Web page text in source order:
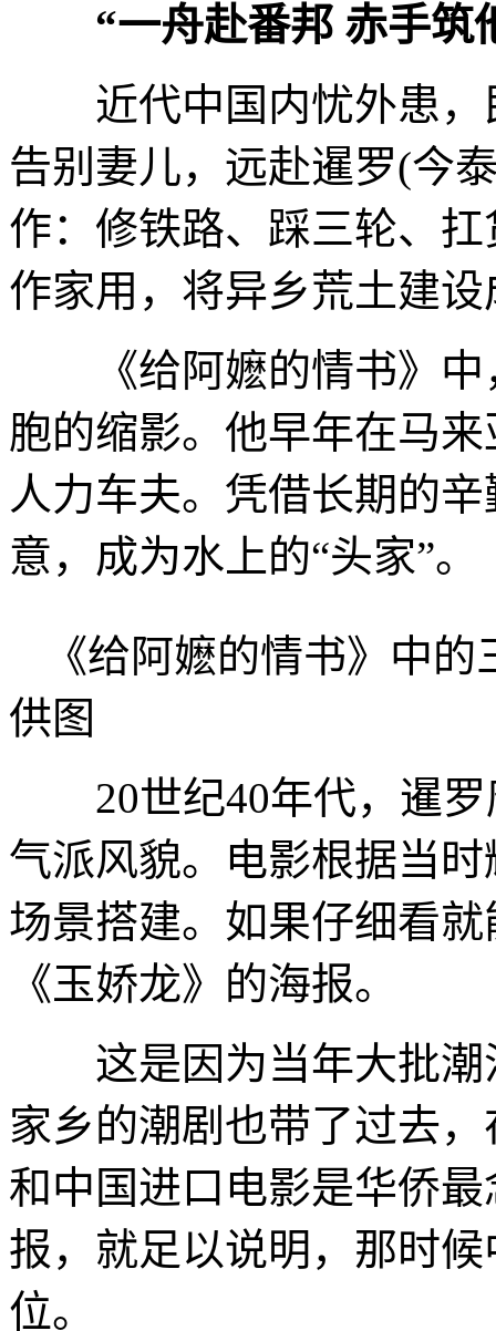
“一舟赴番邦 赤手筑
近代中国内忧外患，
告别妻儿，远赴暹罗(今
作：修铁路、踩三轮、
作家用，将异乡荒土建
《给阿嬷的情书》中
胞的缩影。他早年在马
人力车夫。凭借长期的
意，成为水上的“头家”。
《给阿嬷的情书》中
供图
20世纪40年代，暹罗
气派风貌。电影根据当
场景搭建。如果仔细看
《玉娇龙》的海报。
这是因为当年大批潮
家乡的潮剧也带了过去
和中国进口电影是华侨
报，就足以说明，那时
位。